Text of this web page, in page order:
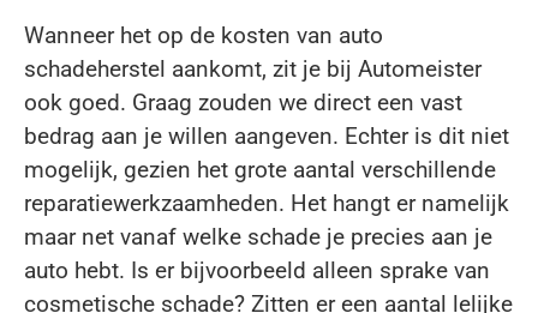
Wanneer het op de kosten van auto
schadeherstel aankomt, zit je bij Automeister
ook goed. Graag zouden we direct een vast
bedrag aan je willen aangeven. Echter is dit niet
mogelijk, gezien het grote aantal verschillende
reparatiewerkzaamheden. Het hangt er namelijk
maar net vanaf welke schade je precies aan je
auto hebt. Is er bijvoorbeeld alleen sprake van
cosmetische schade? Zitten er een aantal lelijke